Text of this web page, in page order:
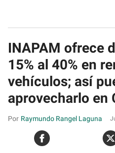
INAPAM ofrece
15% al 40% en
vehículos; así
aprovecharlo en
Raymundo Rangel Laguna